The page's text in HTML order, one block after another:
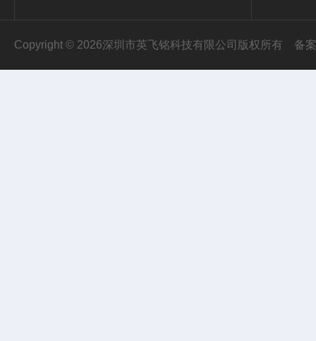
Copyright © 2026深圳市英飞铭科技有限公司版权所有 备